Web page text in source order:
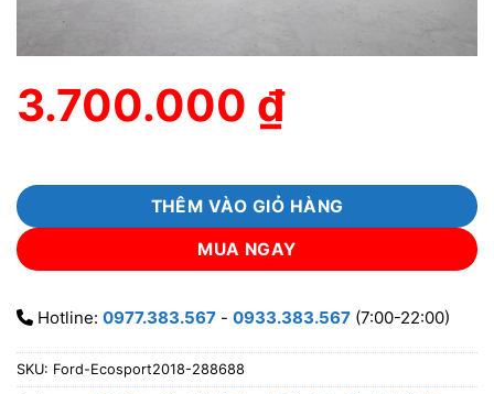
3.700.000 ₫
THÊM VÀO GIỎ HÀNG
MUA NGAY
Hotline: 0977.383.567 - 0933.383.567 (7:00-22:00)
SKU: Ford-Ecosport2018-288688